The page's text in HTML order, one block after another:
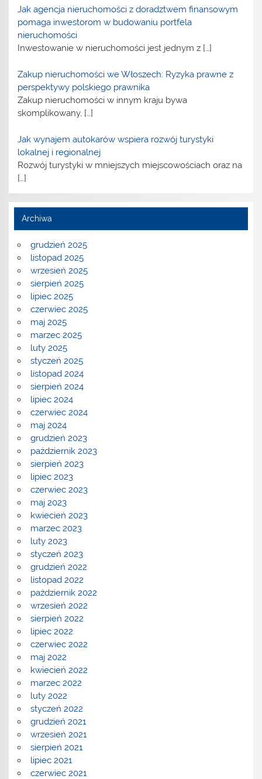
Jak agencja nieruchomości z doradztwem finansowym
pomaga inwestorom w budowaniu portfela
nieruchomości
Inwestowanie w nieruchomości jest jednym z […]
Zakup nieruchomości we Włoszech: Ryzyka prawne z
perspektywy polskiego prawnika
Zakup nieruchomości w innym kraju bywa
skomplikowany, […]
Jak wynajem autokarów wspiera rozwój turystyki
lokalnej i regionalnej
Rozwój turystyki w mniejszych miejscowościach oraz na
[…]
Archiwa
grudzień 2025
listopad 2025
wrzesień 2025
sierpień 2025
lipiec 2025
czerwiec 2025
maj 2025
marzec 2025
luty 2025
styczeń 2025
listopad 2024
sierpień 2024
lipiec 2024
czerwiec 2024
maj 2024
grudzień 2023
październik 2023
sierpień 2023
lipiec 2023
czerwiec 2023
maj 2023
kwiecień 2023
marzec 2023
luty 2023
styczeń 2023
grudzień 2022
listopad 2022
październik 2022
wrzesień 2022
sierpień 2022
lipiec 2022
czerwiec 2022
maj 2022
kwiecień 2022
marzec 2022
luty 2022
styczeń 2022
grudzień 2021
wrzesień 2021
sierpień 2021
lipiec 2021
czerwiec 2021